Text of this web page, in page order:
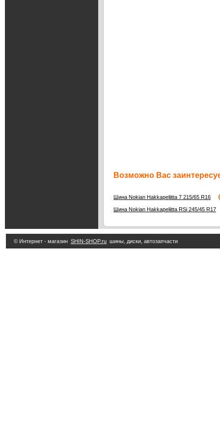
Возможно Вас
Шина Nokian Hakkapeliitta 7 215/65 R16
Шина Nokian Hakkapeliitta RSi 245/45 R17
© Интернет - магазин SHIN-SHOP.ru шины, диски, автозапчасти